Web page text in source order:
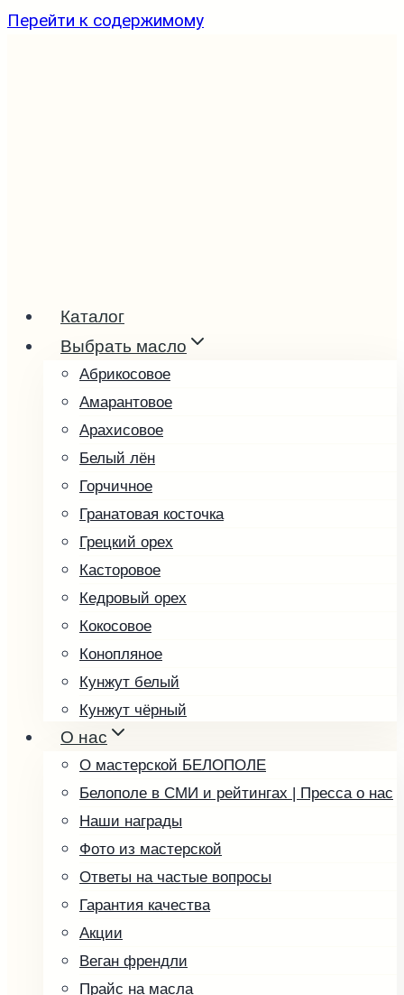
Перейти к содержимому
Каталог
Выбрать масло
Абрикосовое
Амарантовое
Арахисовое
Белый лён
Горчичное
Гранатовая косточка
Грецкий орех
Касторовое
Кедровый орех
Кокосовое
Конопляное
Кунжут белый
Кунжут чёрный
Льняное
Маковое
Миндальное
Облепиховое
Подсолнечное
Расторопша
Редечное
Рыжиковое
Тыквенное
Фундучное
О нас
О мастерской БЕЛОПОЛЕ
Белополе в СМИ и рейтингах | Пресса о нас
Наши награды
Фото из мастерской
Ответы на частые вопросы
Гарантия качества
Акции
Веган френдли
Прайс на масла